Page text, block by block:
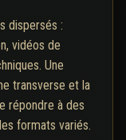
dispersés :
vidéos de
Une
transverse et la
répondre à des
formats variés.